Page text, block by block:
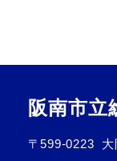
阪南市立
〒599-0223